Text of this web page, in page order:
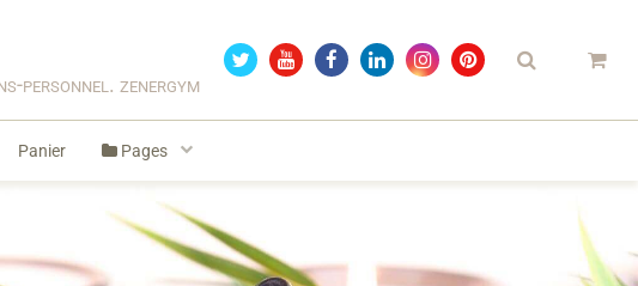
personnel. zenergym
Panier Pages